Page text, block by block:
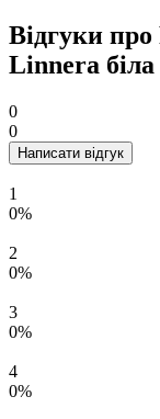
Відгуки
Linnera бiла
0
0
Написати відгук
1
0%
2
0%
3
0%
4
0%